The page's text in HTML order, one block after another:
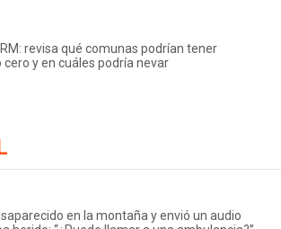
revisa qué comunas podrían tener
y en cuáles podría nevar
en la montaña y envió un audio